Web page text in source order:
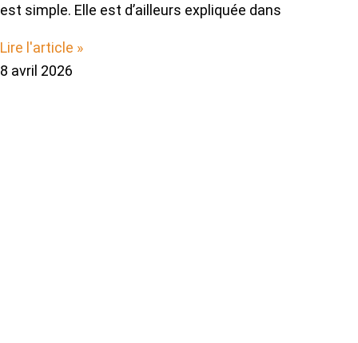
est simple. Elle est d’ailleurs expliquée dans
Lire l'article »
8 avril 2026